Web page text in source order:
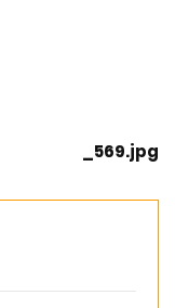
_569.jpg